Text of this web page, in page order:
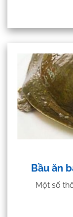
Bầu ăn
Một số